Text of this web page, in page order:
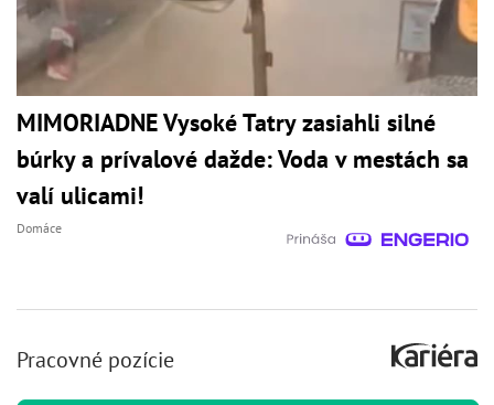
MIMORIADNE Vysoké Tatry zasiahli silné
búrky a prívalové dažde: Voda v mestách sa
valí ulicami!
Domáce
Pracovné pozície